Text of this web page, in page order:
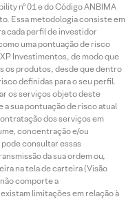
nº 01 e do Código ANBIMA
Essa metodologia consiste em
cada perfil de investidor
uma pontuação de risco
Investimentos, de modo que
os produtos, desde que dentro
definidas para o seu perfil.
os serviços objeto deste
sua pontuação de risco atual
dos serviços em
concentração e/ou
pode consultar essas
da sua ordem ou,
na tela de carteira (Visão
comporte a
limitações em relação à